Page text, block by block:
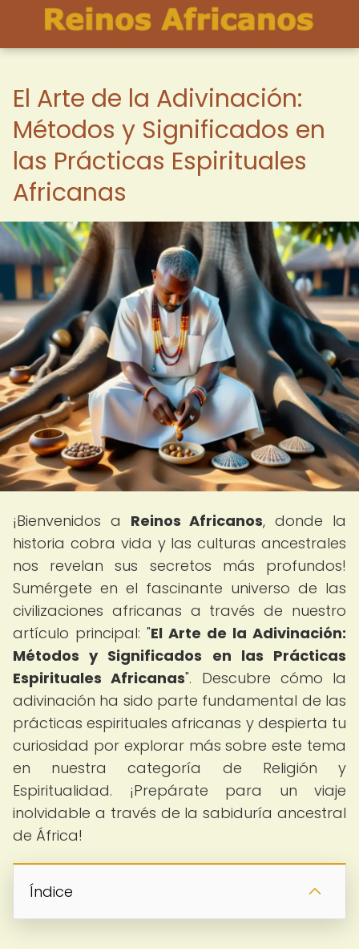
El Arte de la Adivinación:
Métodos y Significados en
las Prácticas Espirituales
Africanas
¡Bienvenidos a Reinos Africanos, donde la
historia cobra vida y las culturas ancestrales
nos revelan sus secretos más profundos!
Sumérgete en el fascinante universo de las
civilizaciones africanas a través de nuestro
artículo principal: "El Arte de la Adivinación:
Métodos y Significados en las Prácticas
Espirituales Africanas". Descubre cómo la
adivinación ha sido parte fundamental de las
prácticas espirituales africanas y despierta tu
curiosidad por explorar más sobre este tema
en nuestra categoría de Religión y
Espiritualidad. ¡Prepárate para un viaje
inolvidable a través de la sabiduría ancestral
de África!
Índice